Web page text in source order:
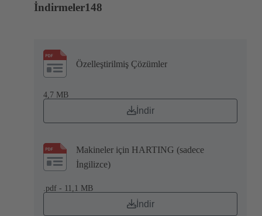
İndirmeler148
Özelleştirilmiş Çözümler
4,7 MB
İndir
Makineler için HARTING (sadece
İngilizce)
.pdf - 11,1 MB
İndir